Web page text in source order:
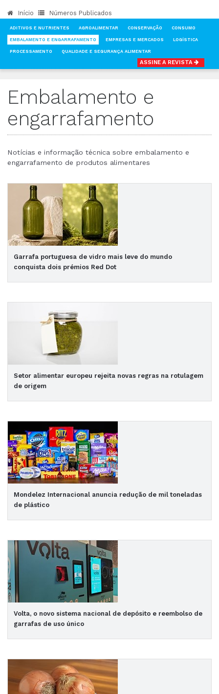
Início Números Publicados
ADITIVOS E NUTRIENTES AGROALIMENTAR CONSERVAÇÃO CONSUMO
EMBALAMENTO E ENGARRAFAMENTO EMPRESAS E MERCADOS LOGÍSTICA
PROCESSAMENTO QUALIDADE E SEGURANÇA ALIMENTAR
ASSINE A REVISTA
EMBALAMENTO E ENGARRAFAMENTO
Embalamento e
engarrafamento
Notícias e informação técnica sobre embalamento e
engarrafamento de produtos alimentares
Garrafa portuguesa de vidro mais leve do mundo
conquista dois prémios Red Dot
Setor alimentar europeu rejeita novas regras na rotulagem
de origem
Mondelez Internacional anuncia redução de mil toneladas
de plástico
Volta, o novo sistema nacional de depósito e reembolso de
garrafas de uso único